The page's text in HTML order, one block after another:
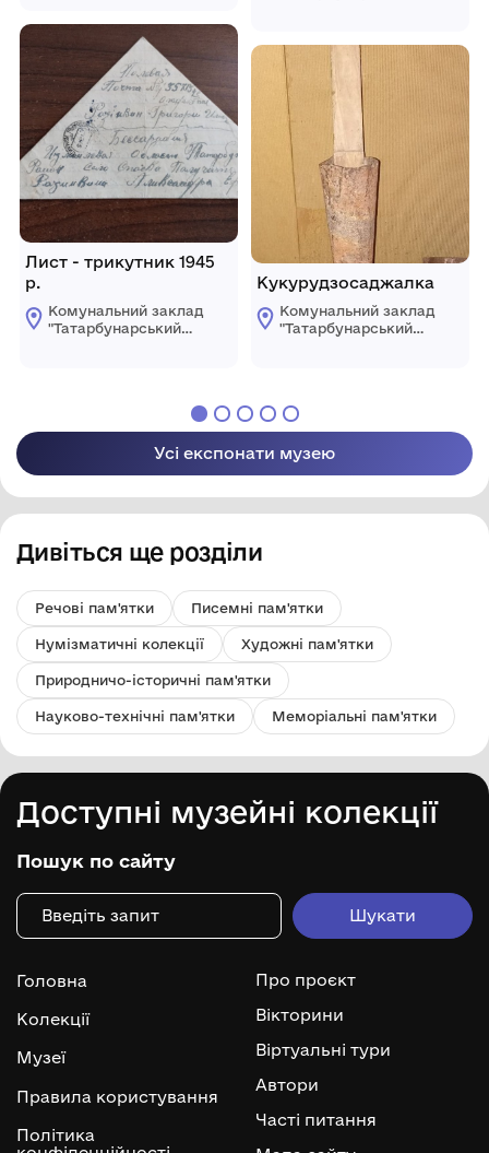
Татарбунарської
міської ради
Лист - трикутник 1945
р.
Комунальний заклад
"Татарбунарський
Татарбунарської
міської ради
Кукурудзосаджалка
Комунальний заклад
"Татарбунарський
Усі експонати музею
Дивіться ще розділи
Речові пам'ятки Писемні пам'ятки
Нумізматичні колекції Художні пам'ятки
Природничо-історичні пам'ятки
Науково-технічні пам'ятки Меморіальні пам'ятки
Доступні музейні колекції
Пошук по сайту
Головна
Колекції
Музеї
Правила користування
Політика
Про проєкт
Вікторини
Віртуальні тури
Автори
Часті питання